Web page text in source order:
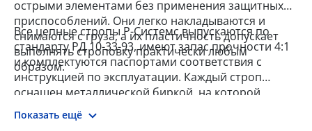
острыми элементами без применения защитных
приспособлений. Они легко накладываются и
снимаются с груза, а их пластичность допускает
выполнять строповку практически любым
образом.
Все цепные стропы Р-Системс выпускаются по
стандарту РД 10-33-93, имеют запас прочности 4:1
и комплектуются паспортами соответствия с
инструкцией по эксплуатации. Каждый строп
оснащен металлической биркой, на которой
указан номер, тип, грузоподъемность, длина, запас
прочности, дата производства и наименование
Показать ещё